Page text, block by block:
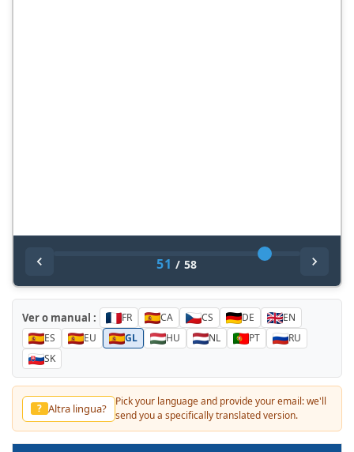
51 / 58
Ver o manual : FR CA CS DE
EN
ES
EU GL HU NL PT
RU
SK
? Altra lingua?
Pick your language and provide your email: we'll
send you a specifically translated version.